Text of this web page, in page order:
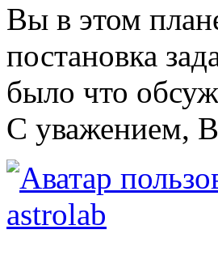
Вы в этом
постановка
было что
С уважением,
astrolab